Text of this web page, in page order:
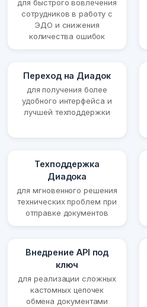
для быстрого вовлечения
сотрудников в работу с
ЭДО и снижения
количества ошибок
Переход на Диадок
для получения более
удобного интерфейса и
лучшей техподдержки
Техподдержка
Диадока
для мгновенного решения
технических проблем при
отправке документов
Внедрение API под
ключ
для реализации сложных
кастомных цепочек
обмена документами